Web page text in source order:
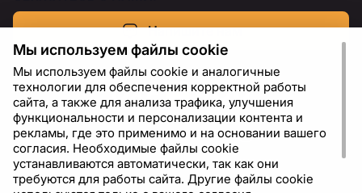
Напишите нам
Мы используем файлы cookie
Мы используем файлы cookie и аналогичные
технологии для обеспечения корректной работы
сайта, а также для анализа трафика, улучшения
функциональности и персонализации контента и
рекламы, где это применимо и на основании вашего
согласия. Необходимые файлы cookie
устанавливаются автоматически, так как они
требуются для работы сайта. Другие файлы cookie